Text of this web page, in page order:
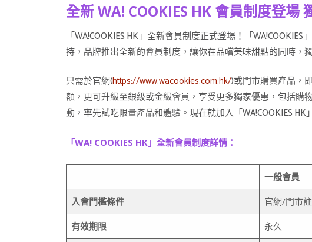
全新 WA! COOKIES HK 會員制度登場
「WA!COOKIES HK」全新會員制度正式登場！「
持，品牌推出全新的會員制度，讓你在品嚐美味甜點的同時，
只需於官網(https://www.wacookies.com.hk/)或門市購買產品，
額，更可升級至銀級或金級會員，享受更多獨家優惠，包括購
動，率先試吃限量產品和體驗。現在就加入「WA!COOKIES
「WA! COOKIES HK」全新會員制度詳情：
一般會員
入會門檻條件 官網/門市
有效期限 永久